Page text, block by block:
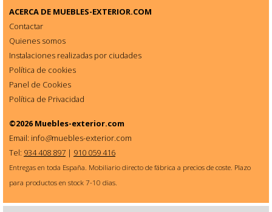
ACERCA DE MUEBLES-EXTERIOR.COM
Contactar
Quienes somos
Instalaciones realizadas por ciudades
Política de cookies
Panel de Cookies
Política de Privacidad
©2026 Muebles-exterior.com
Email: info@muebles-exterior.com
Tel: 934 408 897 | 910 059 416
Entregas en toda España. Mobiliario directo de fábrica a precios de coste. Plazo
para productos en stock 7-10 dias.